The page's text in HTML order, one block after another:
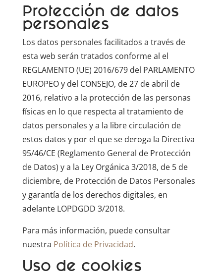
Protección de datos
personales
Los datos personales facilitados a través de
esta web serán tratados conforme al el
REGLAMENTO (UE) 2016/679 del PARLAMENTO
EUROPEO y del CONSEJO, de 27 de abril de
2016, relativo a la protección de las personas
físicas en lo que respecta al tratamiento de
datos personales y a la libre circulación de
estos datos y por el que se deroga la Directiva
95/46/CE (Reglamento General de Protección
de Datos) y a la Ley Orgánica 3/2018, de 5 de
diciembre, de Protección de Datos Personales
y garantía de los derechos digitales, en
adelante LOPDGDD 3/2018.
Para más información, puede consultar
nuestra Política de Privacidad.
Uso de cookies